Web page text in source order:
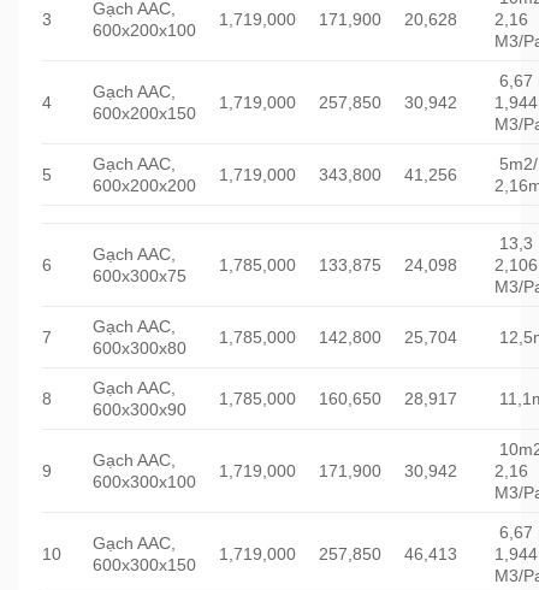
3
Gạch AAC,
600x200x100
1,719,000 171,900 20,628
2,16
M3/
4
Gạch AAC,
600x200x150
1,719,000 257,850 30,942
6,67
1,944
M3/
5
Gạch AAC,
600x200x200
1,719,000 343,800 41,256
6
Gạch AAC,
600x300x75
1,785,000 133,875 24,098
13,3
2,106
M3/
7
Gạch AAC,
600x300x80
1,785,000 142,800 25,704
8
Gạch AAC,
600x300x90
1,785,000 160,650 28,917
9
Gạch AAC,
600x300x100
1,719,000 171,900 30,942
2,16
M3/
10
Gạch AAC,
600x300x150
1,719,000 257,850 46,413
6,67
1,944
M3/